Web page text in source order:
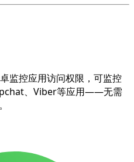
监控应用访问权限，可监控
、Viber等应用——无需